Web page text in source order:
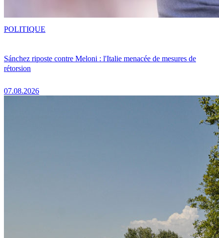
Sánchez riposte contre Meloni : l'Italie menacée de mesures de
rétorsion
07.08.2026
POLITIQUE